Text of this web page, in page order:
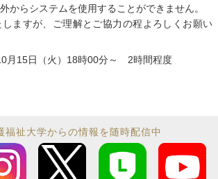
からシステムを使用することができません。
ますが、ご理解とご協力の程よろしくお願い
月15日（火）18時00分～ 2時間程度
福祉大学からの情報を随時配信中